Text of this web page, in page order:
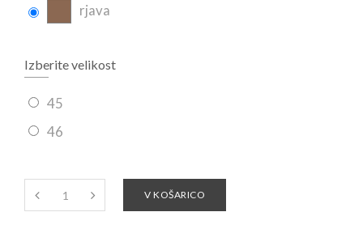
rjava
Izberite velikost
45
46
V KOŠARICO